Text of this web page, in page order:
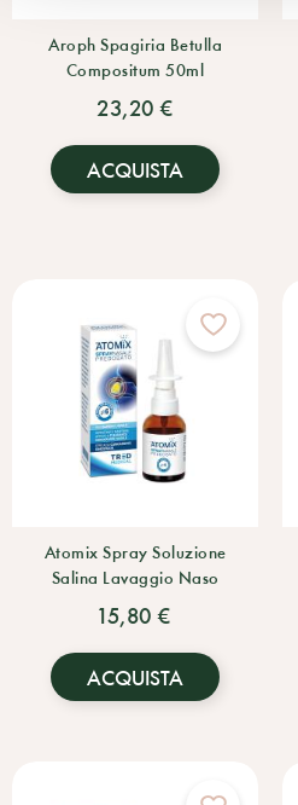
Aroph Spagiria Betulla
Compositum 50ml
23,20 €
ACQUISTA
Atomix Spray Soluzione
Salina Lavaggio Naso
15,80 €
ACQUISTA